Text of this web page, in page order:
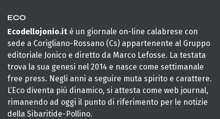
ECO
Ecodellojonio.it è un giornale on-line calabrese con
sede a Corigliano-Rossano (Cs) appartenente al Gruppo
editoriale Jonico e diretto da Marco Lefosse. La testata
trova la sua genesi nel 2014 e nasce come settimanale
free press. Negli anni a seguire muta spirito e carattere.
L’Eco diventa più dinamico, si attesta come web journal,
rimanendo ad oggi il punto di riferimento per le notizie
della Sibaritide-Pollino.